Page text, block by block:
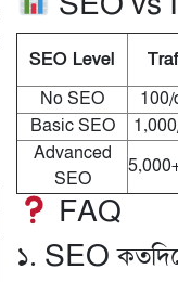
SEO Level
No SEO
Basic SEO
Advanced
SEO
FAQ
১. SEO